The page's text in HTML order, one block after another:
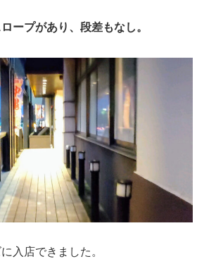
ープがあり、段差もなし。
入店できました。